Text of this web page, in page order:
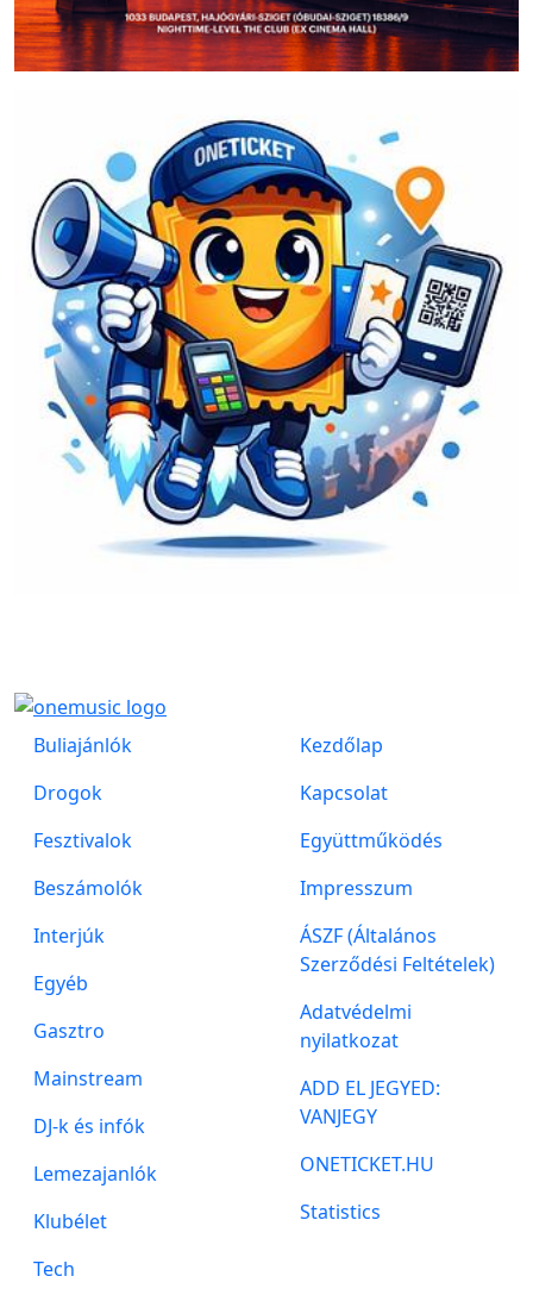
Buliajánlók
Drogok
Fesztivalok
Beszámolók
Interjúk
Egyéb
Gasztro
Mainstream
DJ-k és infók
Lemezajanlók
Klubélet
Tech
Kezdőlap
Kapcsolat
Együttműködés
Impresszum
ÁSZF (Általános
Szerződési Feltételek)
Adatvédelmi
nyilatkozat
ADD EL JEGYED:
VANJEGY
ONETICKET.HU
Statistics